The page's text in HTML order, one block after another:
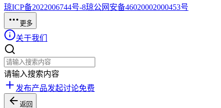
琼ICP备2022006744号-8琼公网安备46020002000453号
更多
关于我们
请输入搜索内容
发布产品发起讨论免费
返回